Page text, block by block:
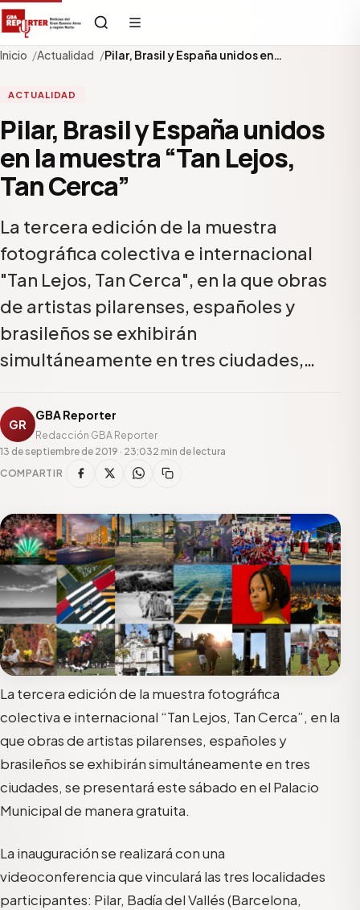
Inicio Actualidad Pilar, Brasil y España unidos en…
ACTUALIDAD
Pilar, Brasil y España unidos
en la muestra “Tan Lejos,
Tan Cerca”
La tercera edición de la muestra
fotográfica colectiva e internacional
"Tan Lejos, Tan Cerca", en la que obras
de artistas pilarenses, españoles y
brasileños se exhibirán
simultáneamente en tres ciudades,…
GR
GBA Reporter
Redacción GBA Reporter
13 de septiembre de 2019 · 23:032 min de lectura
COMPARTIR
La tercera edición de la muestra fotográfica
colectiva e internacional “Tan Lejos, Tan Cerca”, en la
que obras de artistas pilarenses, españoles y
brasileños se exhibirán simultáneamente en tres
ciudades, se presentará este sábado en el Palacio
Municipal de manera gratuita.
La inauguración se realizará con una
videoconferencia que vinculará las tres localidades
participantes: Pilar, Badía del Vallés (Barcelona,